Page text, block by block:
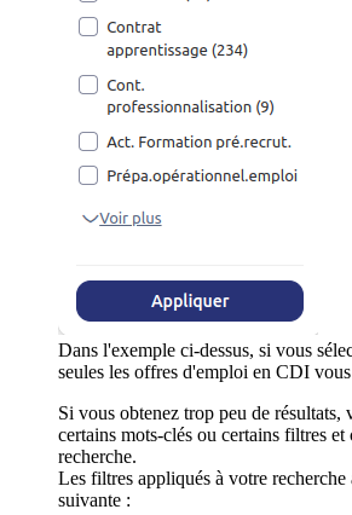
Dans l'exemple ci-dessus, si vous
seules les offres d'emploi en CDI vous
Si vous obtenez trop peu de résultats,
certains mots-clés ou certains filtres
recherche.
Les filtres appliqués à votre recherche
suivante :